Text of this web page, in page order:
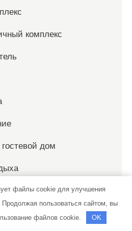
комплекс
дом
файлы cookie для улучшения
Продолжая пользоваться сайтом, вы
файлов cookie.
OK